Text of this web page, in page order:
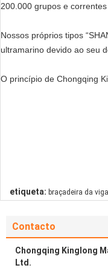
200.000 grupos e
Nossos próprios tipos
ultramarino devido ao seu
O princípio de Chongqing
etiqueta: braçadeira da
Contacto
Chongqing Kinglong
Ltd.